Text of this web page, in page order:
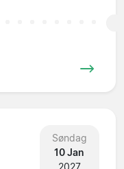
Søndag
10 Jan
2027